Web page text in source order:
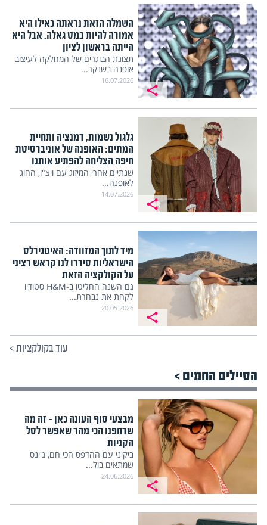
השמלה הזאת נראתה כאילו היא
אמורה להיות במט גאלה. אבל היא
הייתה בראשון לציון
תצוגת הבוגרים של המחלקה לעיצוב
אופנה בשנקר...
16.07.2026
גלגול נשמות, דמנציה ותחיית
המתים: האופנה של אוניברסיטת
חיפה הצליחה להפתיע אותנו
שנתיים אחרי המיזוג עם ויצ"ו, החוג
לאופנה...
14.07.2026
מיד לתוך המזוודה: האיטגירלס
הישראליות סידרו לנו קראש רציני
על הקולקציה הזאת
גם השנה החליטו ב-H&M סטודיו
לקחת את נבחרת...
20.05.2026
עוד בקולקציות>
הסיילים החמים >
מבצעי סוף העונה כאן – זה מה
שדחפנו הכי מהר שאפשר לסל
הקניות
ביקיני עם ההדפס הכי חם, ג'ינס
שמתאים בול...
24.06.2026